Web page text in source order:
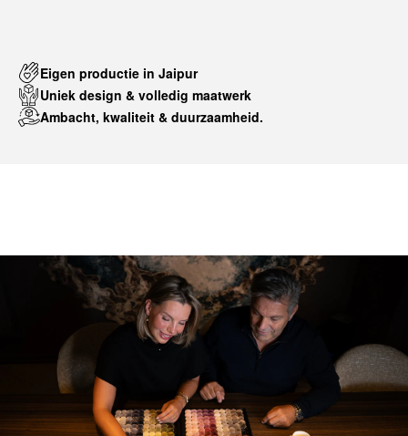
Eigen productie in Jaipur
Uniek design & volledig maatwerk
Ambacht, kwaliteit & duurzaamheid.